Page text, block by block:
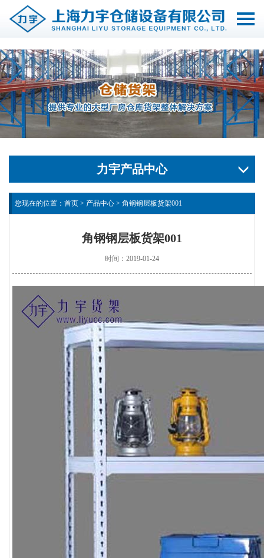
切
航
力宇产品中心
您现在的位置： 首页 > 产品中心 > 角钢钢层板货架001
角钢钢层板货架001
时间：2019-01-24